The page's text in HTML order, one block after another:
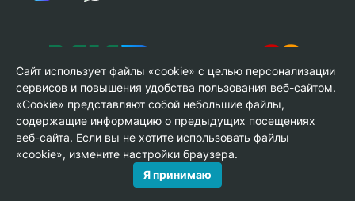
© Copyright 2013-2026 KERAMA MARAZZI, ООО «Гамма
Керамика»
Сайт использует файлы «cookie» с целью персонализации
сервисов и повышения удобства пользования веб-сайтом.
«Cookie» представляют собой небольшие файлы,
содержащие информацию о предыдущих посещениях
веб-сайта. Если вы не хотите использовать файлы
«cookie», измените настройки браузера.
Я принимаю